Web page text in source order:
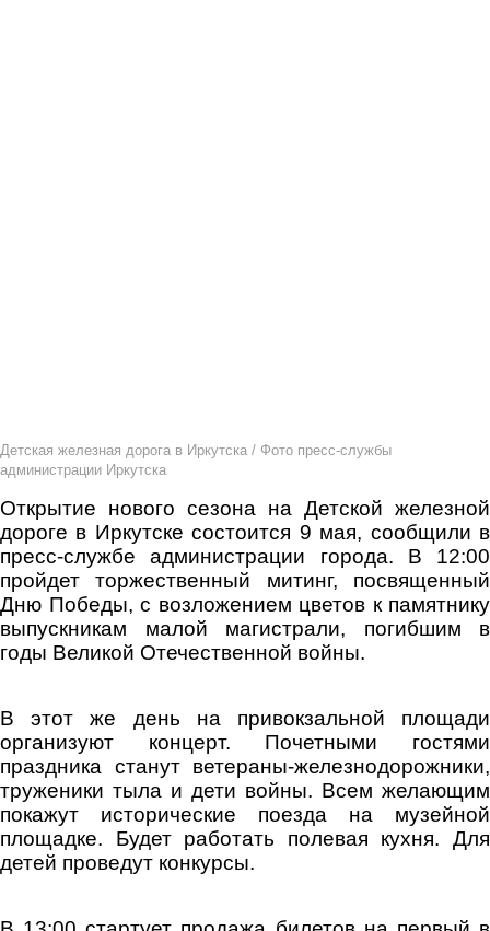
Детская железная дорога в Иркутска / Фото пресс-службы
администрации Иркутска
Открытие нового сезона на Детской железной
дороге в Иркутске состоится 9 мая, сообщили в
пресс-службе администрации города. В 12:00
пройдет торжественный митинг, посвященный
Дню Победы, с возложением цветов к памятнику
выпускникам малой магистрали, погибшим в
годы Великой Отечественной войны.
В этот же день на привокзальной площади
организуют концерт. Почетными гостями
праздника станут ветераны-железнодорожники,
труженики тыла и дети войны. Всем желающим
покажут исторические поезда на музейной
площадке. Будет работать полевая кухня. Для
детей проведут конкурсы.